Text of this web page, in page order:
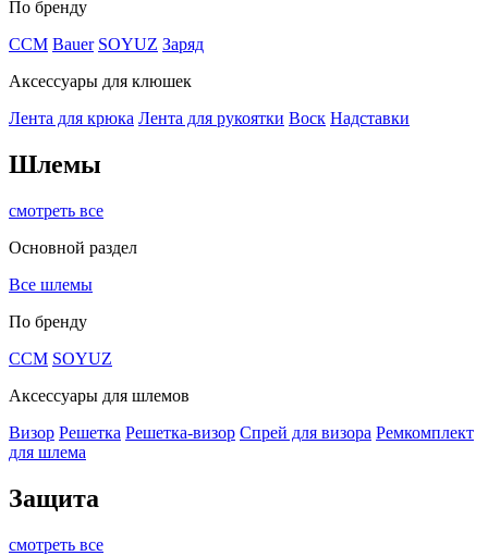
По бренду
CCM Bauer SOYUZ Заряд
Аксессуары для клюшек
Лента для крюка Лента для рукоятки Воск Надставки
Шлемы
смотреть все
Основной раздел
Все шлемы
По бренду
CCM SOYUZ
Аксессуары для шлемов
Визор Решетка Решетка-визор Спрей для визора Ремкомплект
для шлема
Защита
смотреть все